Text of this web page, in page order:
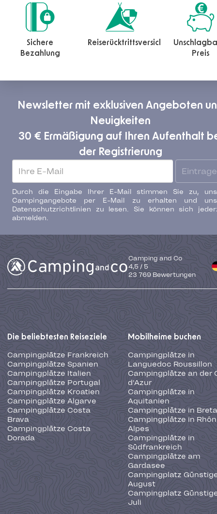
Sichere
Bezahlung
Reiserücktrittsversicherung
Preis
Newsletter mit exklusiven Angeboten
Neuigkeiten
30 € Ermäßigung auf Ihren Aufenthalt
der Registrierung
Durch die Eingabe Ihrer E-Mail stimmen Sie zu,
Campingangebote per E-Mail zu erhalten und
Datenschutzrichtlinien zu lesen. Sie können sich
abmelden.
Camping and Co
4,5 / 5
23 769Bewertungen
Die beliebtesten Reiseziele
Campingplätze Frankreich
Campingplätze Spanien
Campingplätze Italien
Campingplätze Portugal
Campingplätze Kroatien
Campingplätze Algarve
Campingplätze Costa
Brava
Campingplätze Costa
Dorada
Mobilheime buchen
Campingplätze in
Languedoc Roussillon
Campingplätze an der
d'Azur
Campingplätze in
Aquitanien
Campingplätze in
Campingplätze in
Alpes
Campingplätze in
Südfrankreich
Campingplätze am
Gardasee
Campingplatz
August
Campingplatz
Juli